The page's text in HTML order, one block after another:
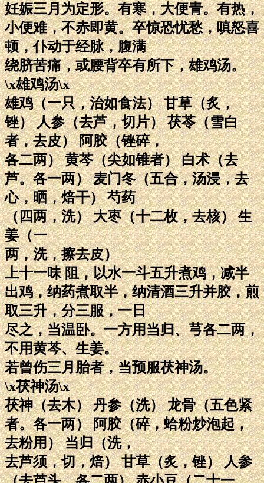
妊娠三月为定形。有寒，大便青。有热，
小便难，不赤即黄。卒惊恐忧愁，嗔怒喜
顿，仆动于经脉，腹满
绕脐苦痛，或腰背卒有所下，雄鸡汤。
\x雄鸡汤\x
雄鸡（一只，治如食法） 甘草（炙，
锉） 人参（去芦，切片） 茯苓（雪白
者，去皮） 阿胶（锉碎，
各二两） 黄芩（尖如锥者） 白术（去
芦。各一两） 麦门冬（五合，汤浸，去
心，晒，焙干） 芍药
（四两，洗） 大枣（十二枚，去核） 生
姜（一
两，洗，擦去皮）
上十一味 阻，以水一斗五升煮鸡，减半
出鸡，纳药煮取半，纳清酒三升并胶，煎
取三升，分三服，一日
尽之，当温卧。一方用当归、芎各二两，
不用黄芩、生姜。
若曾伤三月胎者，当预服茯神汤。
\x茯神汤\x
茯神（去木） 丹参（洗） 龙骨（五色紧
者。各一两） 阿胶（碎，蛤粉炒泡起，
去粉用） 当归（洗，
去芦须，切，焙） 甘草（炙，锉） 人参